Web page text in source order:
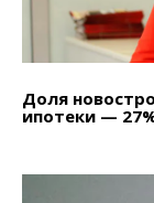
Доля
ипотеки —